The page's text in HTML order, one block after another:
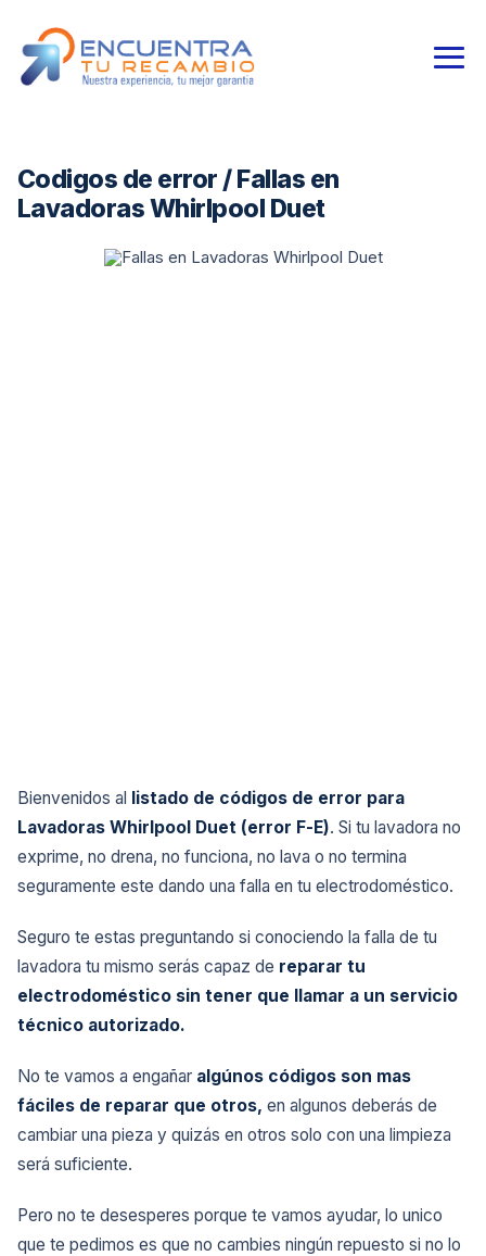
Codigos de error / Fallas en
Lavadoras Whirlpool Duet
Bienvenidos al listado de códigos de error para
Lavadoras Whirlpool Duet (error F-E). Si tu lavadora no
exprime, no drena, no funciona, no lava o no termina
seguramente este dando una falla en tu electrodoméstico.
Seguro te estas preguntando si conociendo la falla de tu
lavadora tu mismo serás capaz de reparar tu
electrodoméstico sin tener que llamar a un servicio
técnico autorizado.
No te vamos a engañar algúnos códigos son mas
fáciles de reparar que otros, en algunos deberás de
cambiar una pieza y quizás en otros solo con una limpieza
será suficiente.
Pero no te desesperes porque te vamos ayudar, lo unico
que te pedimos es que no cambies ningún repuesto si no lo